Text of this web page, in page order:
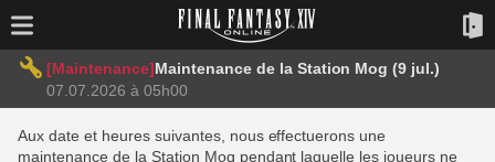
[Maintenance]Maintenance de la Station Mog (9 jul.)
07.07.2026 à 05h00
Aux date et heures suivantes, nous effectuerons une
maintenance de la Station Mog pendant laquelle les joueurs ne